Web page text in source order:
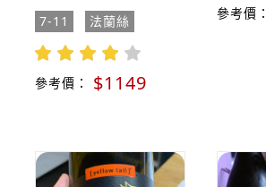
7-11
法蘭絲
參考價： $1149
參考價：